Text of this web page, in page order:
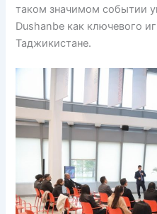
таком значимом событии
Dushanbe как ключевого
Таджикистане.